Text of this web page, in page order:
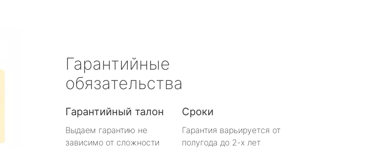
Гарантийные
обязательства
Гарантийный талон
Выдаем гарантию не
зависимо от сложности
Сроки
Гарантия варьируется от
полугода до 2-х лет